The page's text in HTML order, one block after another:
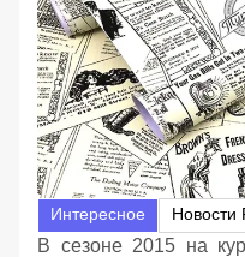
Интересное Новости
В сезоне 2015 на